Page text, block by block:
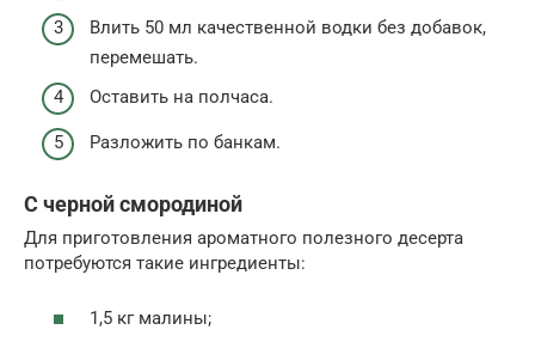
Влить 50 мл качественной водки без добавок,
перемешать.
Оставить на полчаса.
Разложить по банкам.
С черной смородиной
Для приготовления ароматного полезного десерта
потребуются такие ингредиенты:
1,5 кг малины;